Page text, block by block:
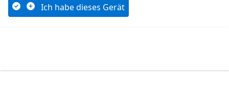
Ich habe dieses Gerät